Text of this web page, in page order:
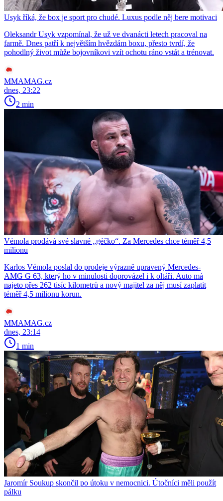
Usyk říká, že box je sport pro chudé. Luxus podle něj bere motivaci
Oleksandr Usyk vzpomínal, že už ve dvanácti letech pracoval na
farmě. Dnes patří k největším hvězdám boxu, přesto tvrdí, že
pohodlný život může bojovníkovi vzít ochotu ráno vstát a trénovat.
MMAMAG.cz
dnes, 23:22
2 min
Vémola prodává své slavné „géčko“. Za Mercedes chce téměř 4,5
milionu
Karlos Vémola poslal do prodeje výrazně upravený Mercedes-
AMG G 63, který ho v minulosti doprovázel i k oltáři. Auto má
najeto přes 262 tisíc kilometrů a nový majitel za něj musí zaplatit
téměř 4,5 milionu korun.
MMAMAG.cz
dnes, 23:14
1 min
Jaromír Soukup skončil po útoku v nemocnici. Útočníci měli použít
pálku